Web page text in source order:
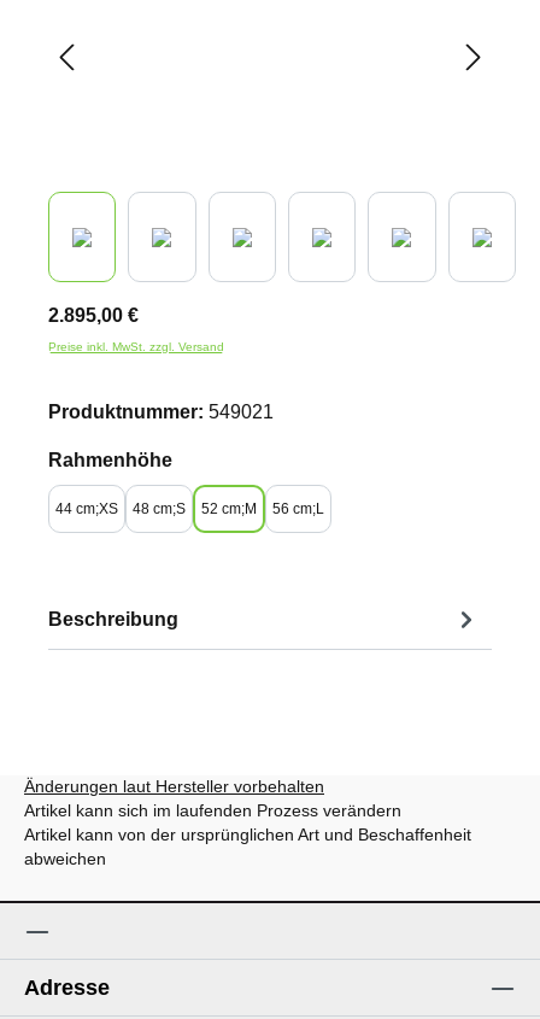
2.895,00 €
Preise inkl. MwSt. zzgl. Versand
Produktnummer: 549021
Rahmenhöheauswählen
44 cm;XS 48 cm;S 52 cm;M 56 cm;L
Beschreibung
Änderungen laut Hersteller vorbehalten
Artikel kann sich im laufenden Prozess verändern
Artikel kann von der ursprünglichen Art und Beschaffenheit
abweichen
Adresse